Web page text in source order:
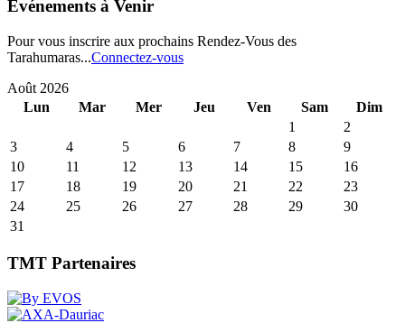
Evénements à Venir
Pour vous inscrire aux prochains Rendez-Vous des
Tarahumaras...Connectez-vous
Août 2026
Lun
Mar Mer Jeu Ven Sam
Dim
1
2
3
4 5 6 7 8
9
10
11 12 13 14 15
16
17
18 19 20 21 22
23
24
25 26 27 28 29
30
31
TMT Partenaires